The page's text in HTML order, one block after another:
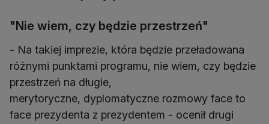
"Nie wiem, czy będzie przestrzeń"
- Na takiej imprezie, która będzie przeładowana
różnymi punktami programu, nie wiem, czy będzie
przestrzeń na długie,
merytoryczne, dyplomatyczne rozmowy face to
face prezydenta z prezydentem - ocenił drugi